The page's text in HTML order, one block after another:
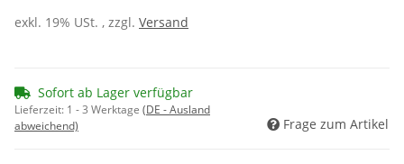
exkl. 19% USt. , zzgl. Versand
Sofort ab Lager verfügbar
Lieferzeit: 1 - 3 Werktage (DE - Ausland
abweichend)
Frage zum Artikel